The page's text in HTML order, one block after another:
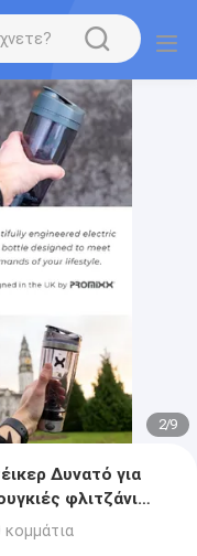
2/9
Δυνατό για
φλιτζάνι
κομμάτια